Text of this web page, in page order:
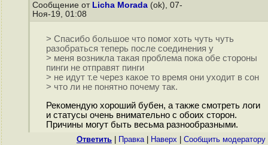
Сообщение от Licha Morada (ok), 07-
Ноя-19, 01:08
> Спасибо большое что помог хоть чуть чуть
разобраться теперь после соединения у
> меня возникла такая проблема пока обе стороны
пинги не отправят пинги
> не идут т.е через какое то время они уходит в сон
> что ли не понятно почему так.
Рекомендую хороший бубен, а также смотреть логи
и статусы очень внимательно с обоих сторон.
Причины могут быть весьма разнообразными.
Ответить Правка| Наверх Cообщить модератору